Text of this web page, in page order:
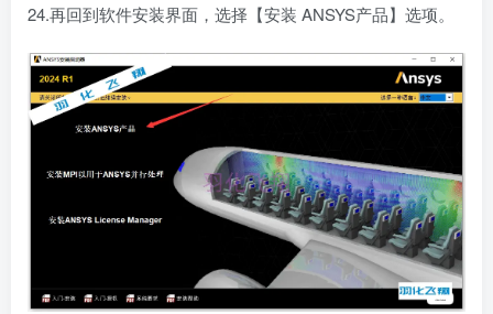
24.再回到软件安装界面，选择【安装 ANSYS产品】选项。